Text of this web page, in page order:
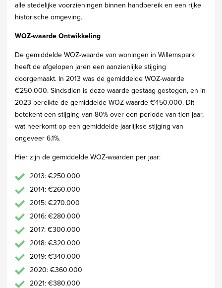
alle stedelijke voorzieningen binnen handbereik en een rijke
historische omgeving.
WOZ-waarde Ontwikkeling
De gemiddelde WOZ-waarde van woningen in Willemspark
heeft de afgelopen jaren een aanzienlijke stijging
doorgemaakt. In 2013 was de gemiddelde WOZ-waarde
€250.000. Sindsdien is deze waarde gestaag gestegen, en in
2023 bereikte de gemiddelde WOZ-waarde €450.000. Dit
betekent een stijging van 80% over een periode van tien jaar,
wat neerkomt op een gemiddelde jaarlijkse stijging van
ongeveer 6.1%.
Hier zijn de gemiddelde WOZ-waarden per jaar:
2013: €250.000
2014: €260.000
2015: €270.000
2016: €280.000
2017: €300.000
2018: €320.000
2019: €340.000
2020: €360.000
2021: €380.000